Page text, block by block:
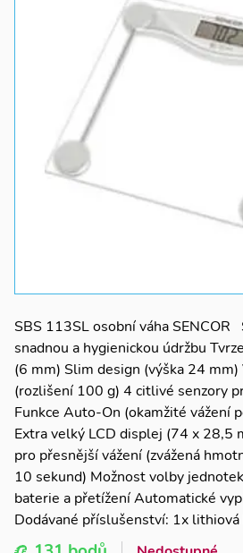
SBS 113SL osobní váha
snadnou a hygienickou údržbu
(6 mm) Slim design (výška 24
(rozlišení 100 g) 4 citlivé senzory
Funkce Auto-On (okamžité vážení
Extra velký LCD displej (74 x 28,5
pro přesnější vážení (zvážená
10 sekund) Možnost volby
baterie a přetížení Automatické
Dodávané příslušenství: 1x